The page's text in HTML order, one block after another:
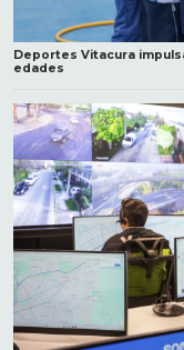
Deportes Vitacura
edades